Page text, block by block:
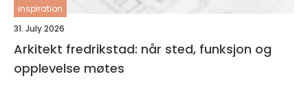
inspiration
31. July 2026
Arkitekt fredrikstad: når sted, funksjon og
opplevelse møtes